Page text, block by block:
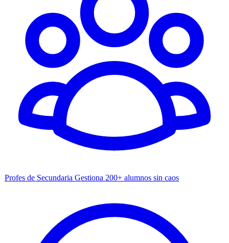
Profes de Secundaria Gestiona 200+ alumnos sin caos